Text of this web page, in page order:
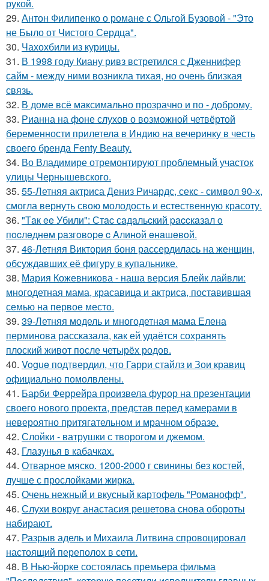
рукой.
29. Антон Филипенко о романе с Ольгой Бузовой - "Это
не Было от Чистого Сердца".
30. Чахохбили из курицы.
31. В 1998 году Киану ривз встретился с Дженнифер
сайм - между ними возникла тихая, но очень близкая
связь.
32. В доме всё максимально прозрачно и по - доброму.
33. Рианна на фоне слухов о возможной четвёртой
беременности прилетела в Индию на вечеринку в честь
своего бренда Fenty Beauty.
34. Во Владимире отремонтируют проблемный участок
улицы Чернышевского.
35. 55-Летняя актриса Дениз Ричардс, секс - символ 90-х,
смогла вернуть свою молодость и естественную красоту.
36. "Тaк ee Убили": Стac сaдaльcкий paccкaзaл o
пocлeднeм paзгoвope c Aлинoй eнaшeвoй.
37. 46-Летняя Виктория боня рассердилась на женщин,
обсуждавших её фигуру в купальнике.
38. Мария Кожевникова - наша версия Блейк лайвли:
многодетная мама, красавица и актриса, поставившая
семью на первое место.
39. 39-Летняя модель и многодетная мама Елена
перминова рассказала, как ей удаётся сохранять
плоский живот после четырёх родов.
40. Vogue подтвердил, что Гарри стайлз и Зои кравиц
официально помолвлены.
41. Барби Феррейра произвела фурор на презентации
своего нового проекта, представ перед камерами в
невероятно притягательном и мрачном образе.
42. Слойки - ватрушки с творогом и джемом.
43. Глазунья в кабачках.
44. Отварное мяско. 1200-2000 г свинины без костей,
лучше с прослойками жирка.
45. Очень нежный и вкусный картофель "Романофф".
46. Слухи вокруг анастасия решетова снова обороты
набирают.
47. Разрыв адель и Михаила Литвина спровоцировал
настоящий переполох в сети.
48. В Нью-йорке состоялась премьера фильма